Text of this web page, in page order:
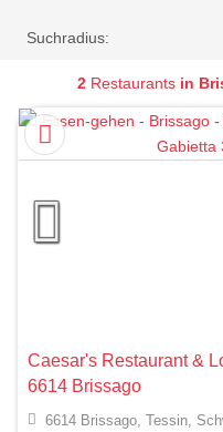
Suchradius:
2 Restaurants in
Caesar's Restaurant &
6614 Brissago
6614 Brissago, Tessin,